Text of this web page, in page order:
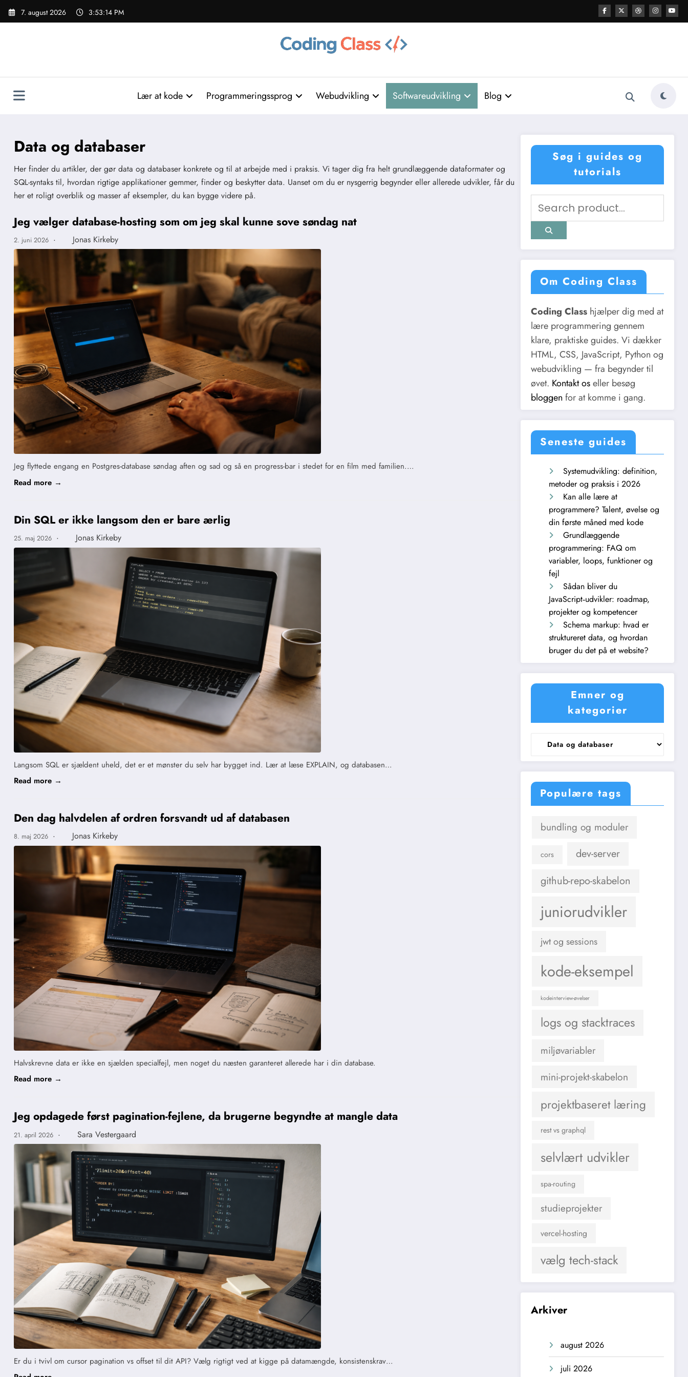
Videre
7. august 2026 3:53:16 PM
Lær at kode Programmeringssprog Webudvikling Softwareudvikling Blog
Data og databaser
Her finder du artikler, der gør data og databaser konkrete og til at arbejde med i praksis. Vi tager dig fra helt grundlæggende dataformater og
SQL-syntaks til, hvordan rigtige applikationer gemmer, finder og beskytter data. Uanset om du er nysgerrig begynder eller allerede udvikler, får du
her et roligt overblik og masser af eksempler, du kan bygge videre på.
Jeg vælger database-hosting som om jeg skal kunne sove søndag nat
2. juni 2026 · Jonas Kirkeby
Jeg flyttede engang en Postgres-database søndag aften og sad og så en progress-bar i stedet for en film med familien.…
Read more →
Din SQL er ikke langsom den er bare ærlig
25. maj 2026 · Jonas Kirkeby
Langsom SQL er sjældent uheld, det er et mønster du selv har bygget ind. Lær at læse EXPLAIN, og databasen…
Read more →
Den dag halvdelen af ordren forsvandt ud af databasen
8. maj 2026 · Jonas Kirkeby
Halvskrevne data er ikke en sjælden specialfejl, men noget du næsten garanteret allerede har i din database.
Read more →
Jeg opdagede først pagination-fejlene, da brugerne begyndte at mangle data
21. april 2026 · Sara Vestergaard
Er du i tvivl om cursor pagination vs offset til dit API? Vælg rigtigt ved at kigge på datamængde, konsistenskrav…
Søg i guides og
tutorials
Om Coding Class
Coding Class hjælper dig med at
lære programmering gennem
klare, praktiske guides. Vi dækker
HTML, CSS, JavaScript, Python og
webudvikling — fra begynder til
øvet. Kontakt oseller besøg
bloggen for at komme i gang.
Seneste guides
Systemudvikling: definition,
metoder og praksis i 2026
Kan alle lære at
programmere? Talent, øvelse og
din første måned med kode
Grundlæggende
programmering: FAQ om
variabler, loops, funktioner og
fejl
Sådan bliver du
JavaScript‑udvikler: roadmap,
projekter og kompetencer
Schema markup: hvad er
struktureret data, og hvordan
bruger du det på et website?
Emner og
kategorier
Emner
kategorier
Populære tags
bundling og moduler
cors
dev-server
github-repo-skabelon
juniorudvikler
jwt og sessions
kode-eksempel
kodeinterview-øvelser
logs og stacktraces
miljøvariabler
mini-projekt-skabelon
projektbaseret læring
rest vs graphql
selvlært udvikler
spa-routing
studieprojekter
vercel-hosting
vælg tech-stack
Arkiver
august 2026
juli 2026